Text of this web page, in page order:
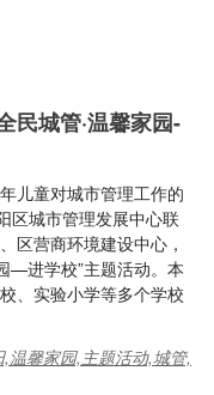
民城管·温馨家园-
儿童对城市管理工作的
区城市管理发展中心联
区营商环境建设中心，
—进学校”主题活动。本
、实验小学等多个学校
温馨家园,主题活动,城管,